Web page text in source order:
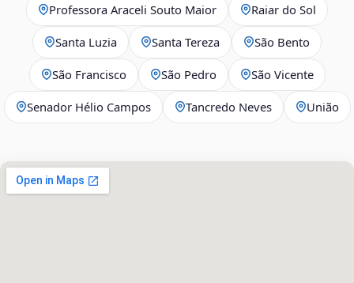
Professora Araceli Souto Maior Raiar do Sol
Santa Luzia Santa Tereza São Bento
São Francisco São Pedro São Vicente
Senador Hélio Campos Tancredo Neves União